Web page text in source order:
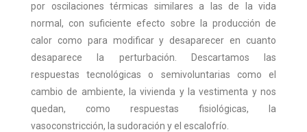
por oscilaciones térmicas similares a las de la vida
normal, con suficiente efecto sobre la producción de
calor como para modificar y desaparecer en cuanto
desaparece la perturbación. Descartamos las
respuestas tecnológicas o semivoluntarias como el
cambio de ambiente, la vivienda y la vestimenta y nos
quedan, como respuestas fisiológicas, la
vasoconstricción, la sudoración y el escalofrío.